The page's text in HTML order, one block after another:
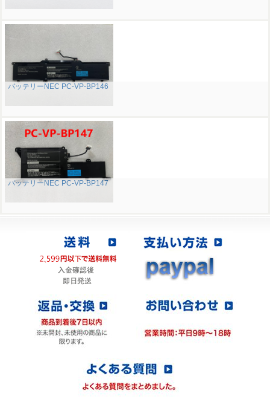
バッテリーNEC PC-VP-BP146
バッテリーNEC PC-VP-BP147